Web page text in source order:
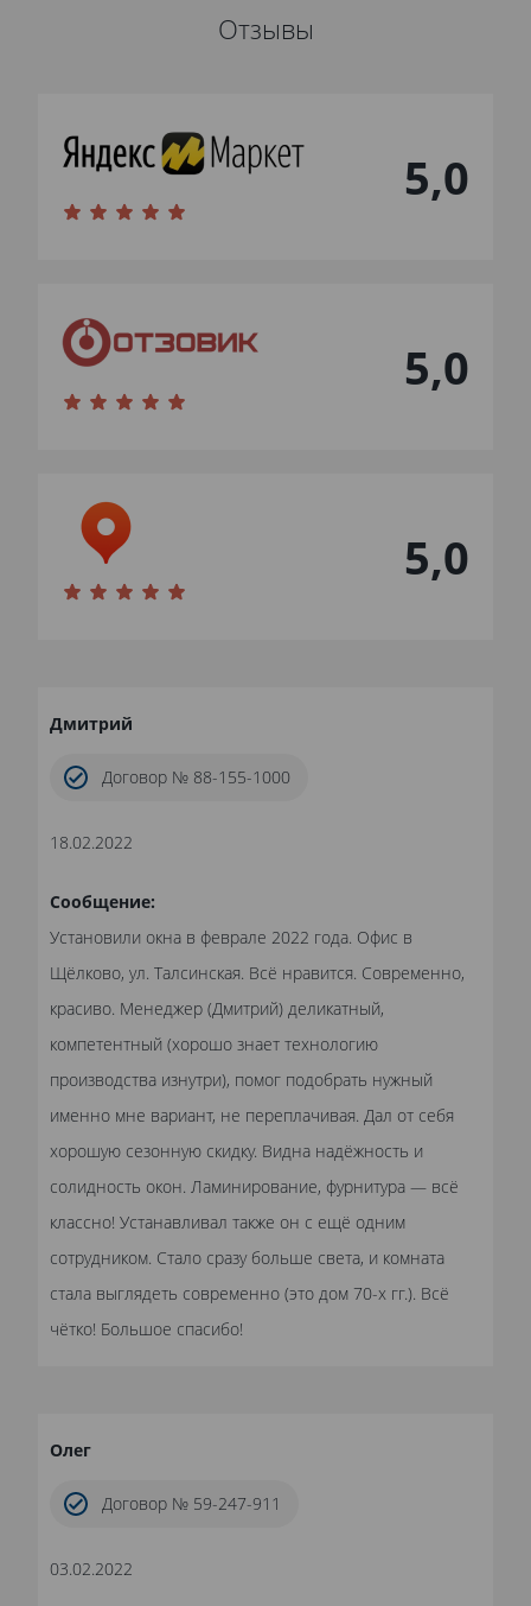
Отзывы
5,0
5,0
5,0
Дмитрий
Договор № 88-155-1000
18.02.2022
Сообщение:
Установили окна в феврале 2022 года. Офис в
Щёлково, ул. Талсинская. Всё нравится. Современно,
красиво. Менеджер (Дмитрий) деликатный,
компетентный (хорошо знает технологию
производства изнутри), помог подобрать нужный
именно мне вариант, не переплачивая. Дал от себя
хорошую сезонную скидку. Видна надёжность и
солидность окон. Ламинирование, фурнитура — всё
классно! Устанавливал также он с ещё одним
сотрудником. Стало сразу больше света, и комната
стала выглядеть современно (это дом 70-х гг.). Всё
чётко! Большое спасибо!
Олег
Договор № 59-247-911
03.02.2022